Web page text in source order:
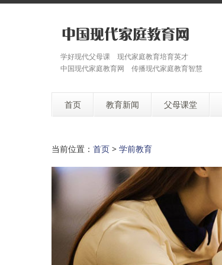
学好现代父母课 现代家庭教育培育英才
中国现代家庭教育网 传播现代家庭教育智慧
首页 教育新闻 父母课堂
当前位置： 首页 > 学前教育